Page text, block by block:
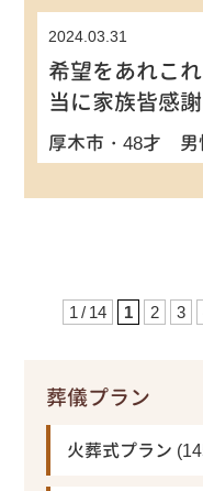
2024.03.31
希望をあれこ
当に家族皆感
厚木市・48才 男
1 / 14 1 2 3
葬儀プラン
火葬式プラン